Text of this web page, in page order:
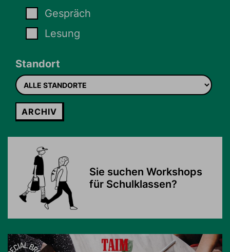
Gespräch
Lesung
Standort
Standort
ARCHIV
Sie suchen Workshops
für Schulklassen?